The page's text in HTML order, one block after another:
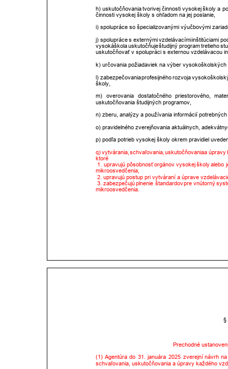
h) uskutočňovaniatvorivej činnosti vysokejškoly a
činnosti vysokej školy s ohľadom na jej poslanie,
i) spolupráce so špecializovanými výučbovými
j) spolupráces externýmivzdelávacímiinštitúciami
vysokáškolauskutočňuještudijný programtretieho
uskutočňovať v spolupráci s externou vzdelávacou
k) určovania požiadaviek na výber
l) zabezpečovaniaprofesijného rozvoja
školy,
m) overovania dostatočného priestorového,
uskutočňovania študijných programov,
n) zberu, analýzy a používania informácií
o) pravidelného zverejňovania aktuálnych,
p) podľa potrieb vysokej školy okrem pravidiel
q) vytvárania, schvaľovania, uskutočňovaniaa úpravy
ktoré
1.
upravujú pôsobnosť orgánov vysokejškoly alebo
mikroosvedčenia,
2. upravujú postup pri vytváraní a úprave
3. zabezpečujúplnenie štandardovpre vnútorný
mikroosvedčenia.
§
Prechodné
(1) Agentúra do 31. januára 2025 zverejní návrh na
schvaľovania, uskutočňovania a úpravy každého